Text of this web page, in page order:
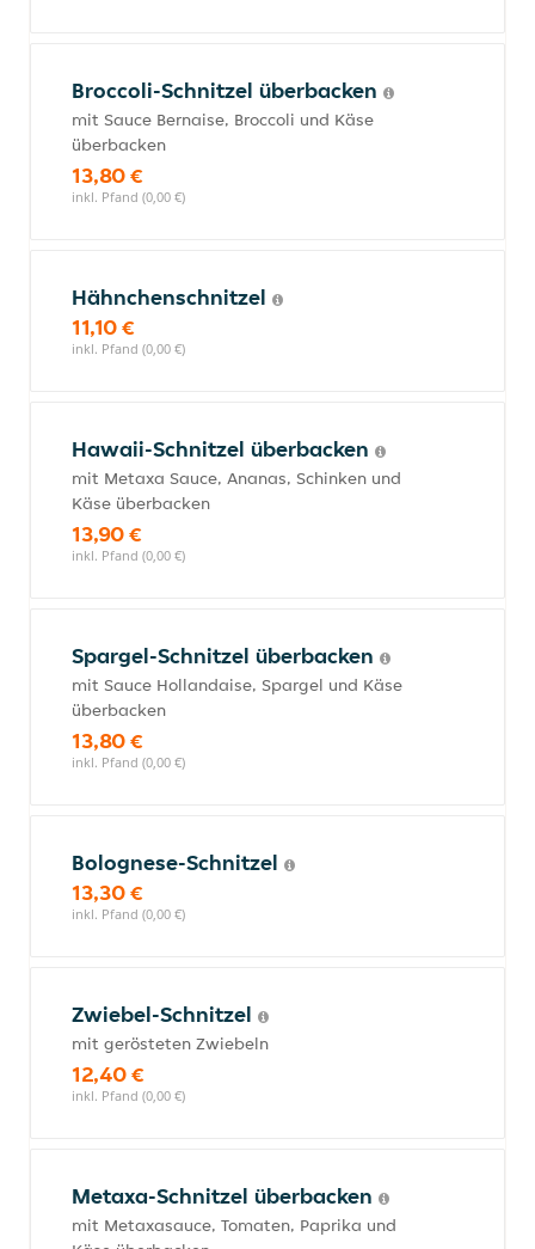
Broccoli-Schnitzel überbacken
mit Sauce Bernaise, Broccoli und Käse
überbacken
13,80 €
inkl. Pfand (0,00 €)
Hähnchenschnitzel
11,10 €
inkl. Pfand (0,00 €)
Hawaii-Schnitzel überbacken
mit Metaxa Sauce, Ananas, Schinken und
Käse überbacken
13,90 €
inkl. Pfand (0,00 €)
Spargel-Schnitzel überbacken
mit Sauce Hollandaise, Spargel und Käse
überbacken
13,80 €
inkl. Pfand (0,00 €)
Bolognese-Schnitzel
13,30 €
inkl. Pfand (0,00 €)
Zwiebel-Schnitzel
mit gerösteten Zwiebeln
12,40 €
inkl. Pfand (0,00 €)
Metaxa-Schnitzel überbacken
mit Metaxasauce, Tomaten, Paprika und